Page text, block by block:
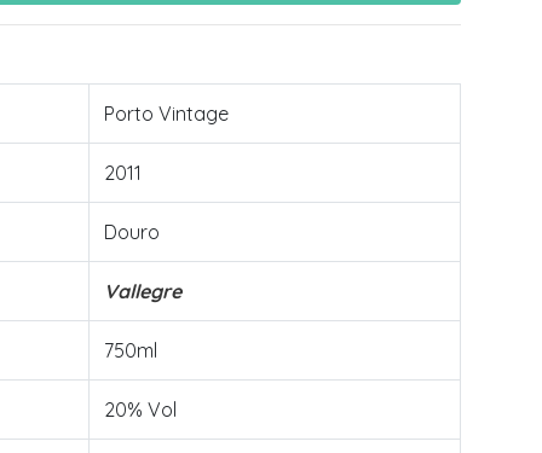
Porto Vintage
2011
Douro
Vallegre
750ml
20% Vol